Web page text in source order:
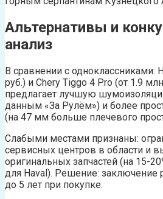
Альтернативы и
анализ
В сравнении с одноклассниками:
руб.) и Chery Tiggo 4 Pro (от 1.9
предлагает лучшую
данным «За Рулём») и более
(на 47 мм больше плечевого
Слабыми местами признаны:
сервисных центров в области и
оригинальных запчастей (на 15-
для Haval). Решение: заключение
до 5 лет при покупке.